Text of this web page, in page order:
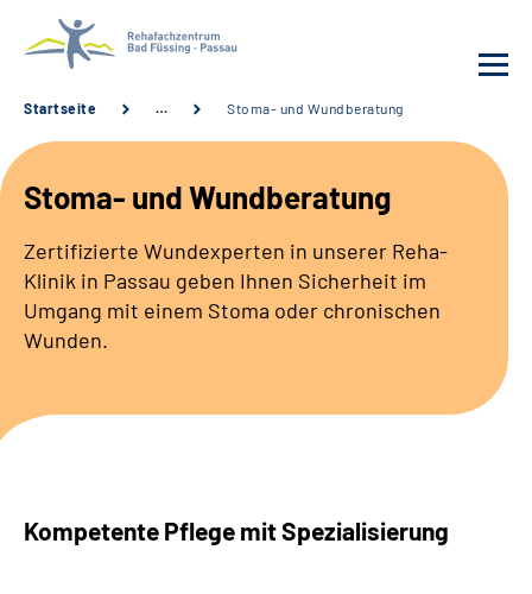
Behandlung
Rehafachzentrum
Karriere
Häufige Fragen
Patienten-Log-in
Startseite … Stoma- und Wundberatung
Stoma- und Wundberatung
Zertifizierte Wundexperten in unserer Reha-
Klinik in Passau geben Ihnen Sicherheit im
Umgang mit einem Stoma oder chronischen
Wunden.
Kompetente Pflege mit Spezialisierung